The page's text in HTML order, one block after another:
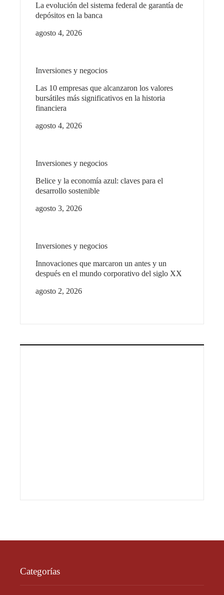
La evolución del sistema federal de garantía de
depósitos en la banca
agosto 4, 2026
Inversiones y negocios
Las 10 empresas que alcanzaron los valores
bursátiles más significativos en la historia
financiera
agosto 4, 2026
Inversiones y negocios
Belice y la economía azul: claves para el
desarrollo sostenible
agosto 3, 2026
Inversiones y negocios
Innovaciones que marcaron un antes y un
después en el mundo corporativo del siglo XX
agosto 2, 2026
Categorías